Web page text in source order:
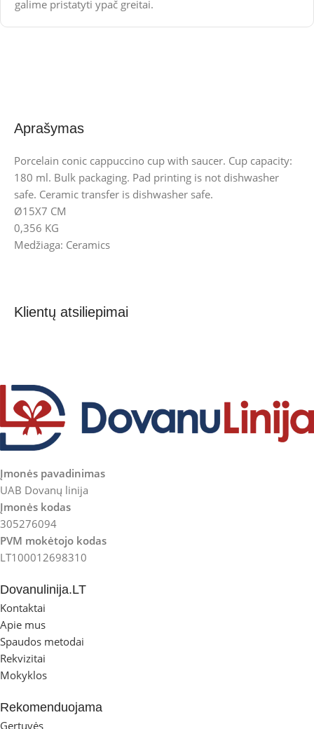
galime pristatyti ypač greitai.
Aprašymas
Porcelain conic cappuccino cup with saucer. Cup capacity:
180 ml. Bulk packaging. Pad printing is not dishwasher
safe. Ceramic transfer is dishwasher safe.
Ø15X7 CM
0,356 KG
Medžiaga: Ceramics
Klientų atsiliepimai
Įmonės pavadinimas
UAB Dovanų linija
Įmonės kodas
305276094
PVM mokėtojo kodas
LT100012698310
Dovanulinija.LT
Kontaktai
Apie mus
Spaudos metodai
Rekvizitai
Mokyklos
Rekomenduojama
Gertuvės